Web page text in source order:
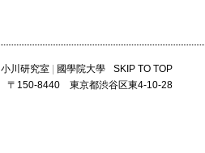
小川研究室 國學院大學
SKIP TO TOP
〒150-8440 東京都渋谷区東4-10-28